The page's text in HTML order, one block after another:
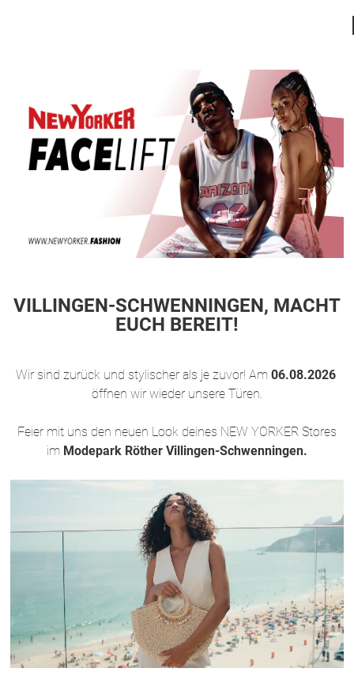
VILLINGEN-SCHWENNINGEN, MACHT
EUCH BEREIT!
Wir sind zurück und stylischer als je zuvor! Am 06.08.2026
öffnen wir wieder unsere Türen.
Feier mit uns den neuen Look deines NEW YORKER Stores
im Modepark Röther Villingen-Schwenningen.